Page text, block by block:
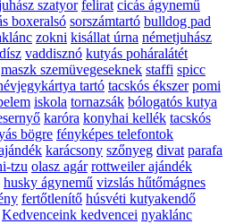
szatyor felirat cicás ágynemű
boxeralsó sorszámtartó bulldog pad
zokni kisállat úrna németjuhász
vaddisznó kutyás poháralátét
maszk szemüvegeseknek staffi spicc
tartó tacskós ékszer pomi
iskola tornazsák bólogatós kutya
karóra konyhai kellék tacskós
bögre fényképes telefontok
karácsony szőnyeg divat parafa
tzu olasz agár rottweiler ajándék
husky ágynemű vizslás hűtőmágnes
fertőtlenítő húsvéti kutyakendő
Kedvenceink kedvencei nyaklánc